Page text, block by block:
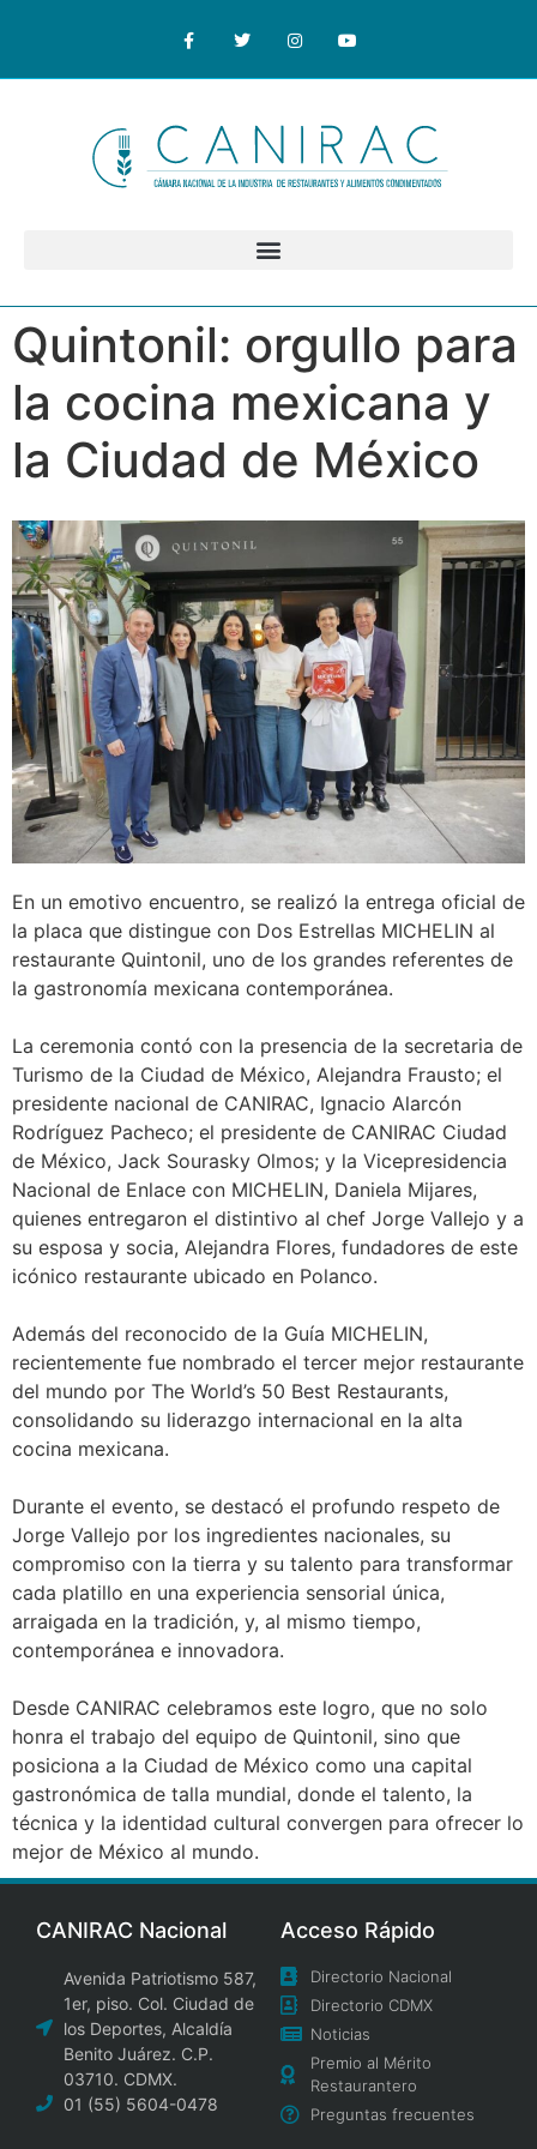
Quintonil: orgullo para
la cocina mexicana y
la Ciudad de México
En un emotivo encuentro, se realizó la entrega oficial de
la placa que distingue con Dos Estrellas MICHELIN al
restaurante Quintonil, uno de los grandes referentes de
la gastronomía mexicana contemporánea.
La ceremonia contó con la presencia de la secretaria de
Turismo de la Ciudad de México, Alejandra Frausto; el
presidente nacional de CANIRAC, Ignacio Alarcón
Rodríguez Pacheco; el presidente de CANIRAC Ciudad
de México, Jack Sourasky Olmos; y la Vicepresidencia
Nacional de Enlace con MICHELIN, Daniela Mijares,
quienes entregaron el distintivo al chef Jorge Vallejo y a
su esposa y socia, Alejandra Flores, fundadores de este
icónico restaurante ubicado en Polanco.
Además del reconocido de la Guía MICHELIN,
recientemente fue nombrado el tercer mejor restaurante
del mundo por The World’s 50 Best Restaurants,
consolidando su liderazgo internacional en la alta
cocina mexicana.
Durante el evento, se destacó el profundo respeto de
Jorge Vallejo por los ingredientes nacionales, su
compromiso con la tierra y su talento para transformar
cada platillo en una experiencia sensorial única,
arraigada en la tradición, y, al mismo tiempo,
contemporánea e innovadora.
Desde CANIRAC celebramos este logro, que no solo
honra el trabajo del equipo de Quintonil, sino que
posiciona a la Ciudad de México como una capital
gastronómica de talla mundial, donde el talento, la
técnica y la identidad cultural convergen para ofrecer lo
mejor de México al mundo.
CANIRAC Nacional
Avenida Patriotismo 587,
1er, piso. Col. Ciudad de
los Deportes, Alcaldía
Benito Juárez. C.P.
03710. CDMX.
01 (55) 5604-0478
Acceso Rápido
Directorio Nacional
Directorio CDMX
Noticias
Premio al Mérito
Restaurantero
Preguntas frecuentes